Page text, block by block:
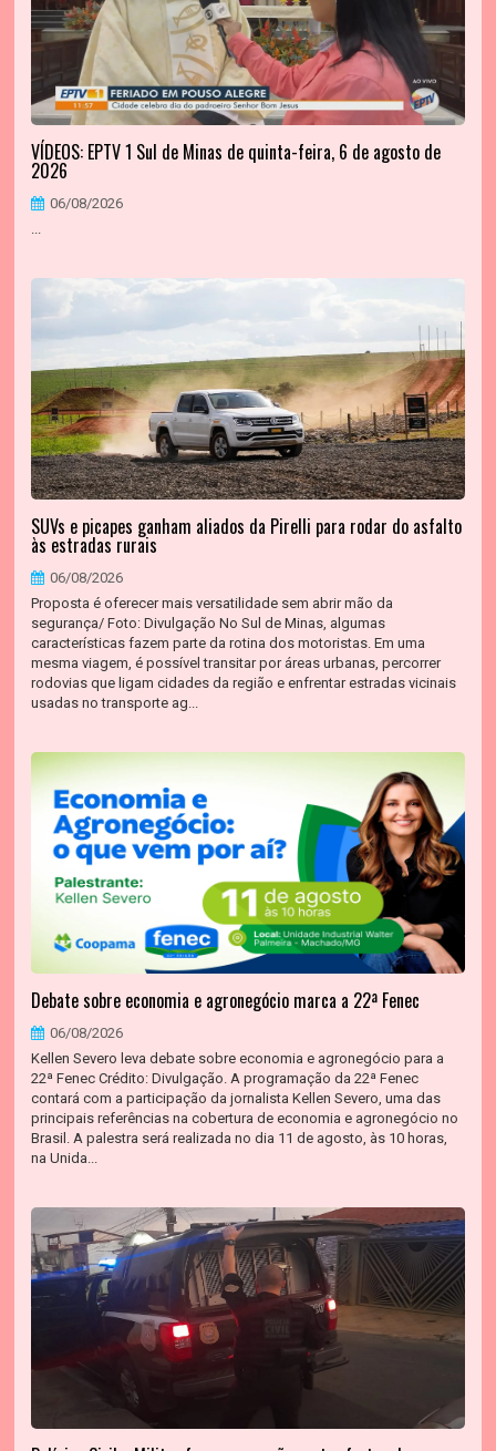
VÍDEOS: EPTV 1 Sul de Minas de quinta-feira, 6 de agosto de
2026
06/08/2026
...
SUVs e picapes ganham aliados da Pirelli para rodar do asfalto
às estradas rurais
06/08/2026
Proposta é oferecer mais versatilidade sem abrir mão da
segurança/ Foto: Divulgação No Sul de Minas, algumas
características fazem parte da rotina dos motoristas. Em uma
mesma viagem, é possível transitar por áreas urbanas, percorrer
rodovias que ligam cidades da região e enfrentar estradas vicinais
usadas no transporte ag...
Debate sobre economia e agronegócio marca a 22ª Fenec
06/08/2026
Kellen Severo leva debate sobre economia e agronegócio para a
22ª Fenec Crédito: Divulgação. A programação da 22ª Fenec
contará com a participação da jornalista Kellen Severo, uma das
principais referências na cobertura de economia e agronegócio no
Brasil. A palestra será realizada no dia 11 de agosto, às 10 horas,
na Unida...